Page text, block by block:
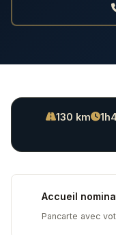
130 km
Accueil
Pancarte avec